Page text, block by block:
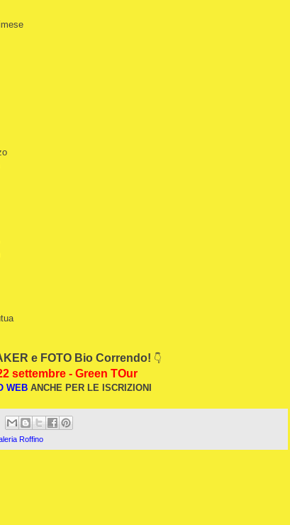
e FOTO Bio Correndo! 👇
settembre - Green TOur
WEB ANCHE PER LE ISCRIZIONI
Roffino